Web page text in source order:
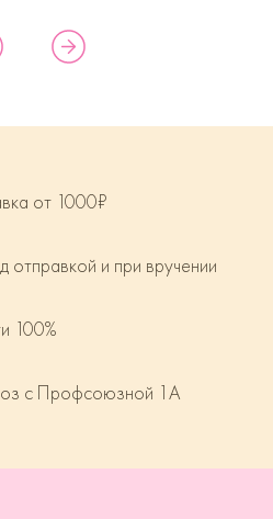
от 1000₽
отправкой и при вручении
100%
с Профсоюзной 1А